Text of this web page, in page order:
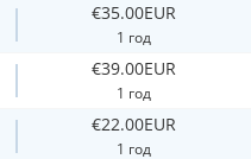
€35.00EUR
1 год
€39.00EUR
1 год
€22.00EUR
1 год